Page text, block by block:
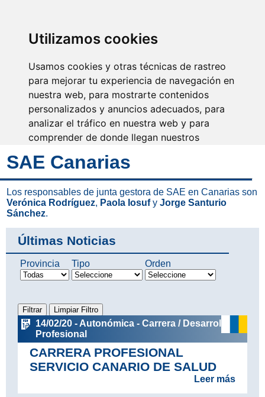
Utilizamos cookies
Usamos cookies y otras técnicas de rastreo
para mejorar tu experiencia de navegación en
nuestra web, para mostrarte contenidos
personalizados y anuncios adecuados, para
analizar el tráfico en nuestra web y para
comprender de donde llegan nuestros
Aceptar
Rechazar
Configurar
No eres invisible, nosotros
somos tu voz
SAE Canarias
Los responsables de junta gestora de SAE en Canarias son
Verónica Rodríguez, Paola IosufyJorge Santurio
Sánchez.
Últimas Noticias
Provincia Tipo Orden
14/02/20 - Autonómica - Carrera / Desarrollo
Profesional
CARRERA PROFESIONAL
SERVICIO CANARIO DE SALUD
Leer más